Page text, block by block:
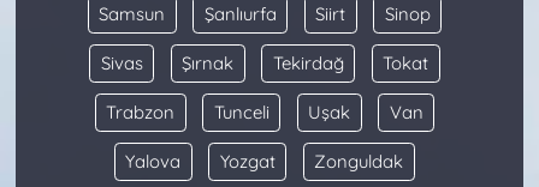
Samsun Şanlıurfa Siirt Sinop
Sivas Şırnak Tekirdağ Tokat
Trabzon Tunceli Uşak Van
Yalova Yozgat Zonguldak